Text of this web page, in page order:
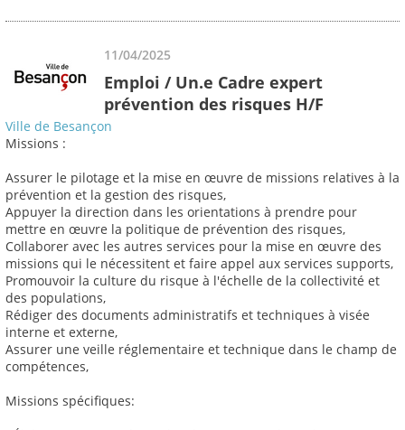
11/04/2025
Emploi / Un.e Cadre expert
prévention des risques H/F
Ville de Besançon
Missions :
Assurer le pilotage et la mise en œuvre de missions relatives à la
prévention et la gestion des risques,
Appuyer la direction dans les orientations à prendre pour
mettre en œuvre la politique de prévention des risques,
Collaborer avec les autres services pour la mise en œuvre des
missions qui le nécessitent et faire appel aux services supports,
Promouvoir la culture du risque à l'échelle de la collectivité et
des populations,
Rédiger des documents administratifs et techniques à visée
interne et externe,
Assurer une veille réglementaire et technique dans le champ de
compétences,
Missions spécifiques: